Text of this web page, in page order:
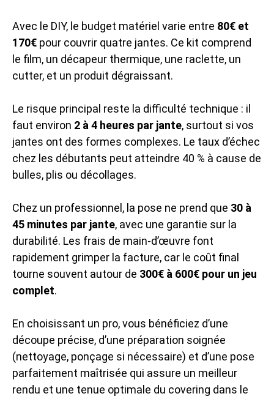
Avec le DIY, le budget matériel varie entre 80€ et
170€ pour couvrir quatre jantes. Ce kit comprend
le film, un décapeur thermique, une raclette, un
cutter, et un produit dégraissant.
Le risque principal reste la difficulté technique : il
faut environ 2 à 4 heures par jante, surtout si vos
jantes ont des formes complexes. Le taux d’échec
chez les débutants peut atteindre 40 % à cause de
bulles, plis ou décollages.
Chez un professionnel, la pose ne prend que 30 à
45 minutes par jante, avec une garantie sur la
durabilité. Les frais de main-d’œuvre font
rapidement grimper la facture, car le coût final
tourne souvent autour de 300€ à 600€ pour un jeu
complet.
En choisissant un pro, vous bénéficiez d’une
découpe précise, d’une préparation soignée
(nettoyage, ponçage si nécessaire) et d’une pose
parfaitement maîtrisée qui assure un meilleur
rendu et une tenue optimale du covering dans le